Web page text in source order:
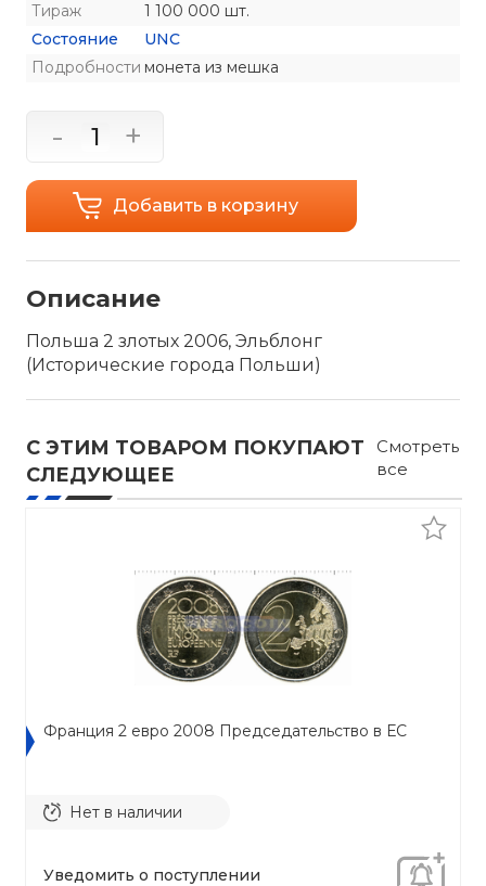
Тираж
1 100 000 шт.
Состояние
UNC
Подробности монета из мешка
- +
Добавить в корзину
Описание
Польша 2 злотых 2006, Эльблонг
(Исторические города Польши)
С ЭТИМ ТОВАРОМ ПОКУПАЮТ
СЛЕДУЮЩЕЕ
Смотреть
все
Франция 2 евро 2008 Председательство в ЕС
Нет в наличии
Уведомить о поступлении